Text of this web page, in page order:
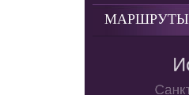
МАРШРУТЫ